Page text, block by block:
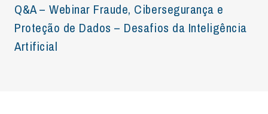
Q&A – Webinar Fraude, Cibersegurança e
Proteção de Dados – Desafios da Inteligência
Artificial